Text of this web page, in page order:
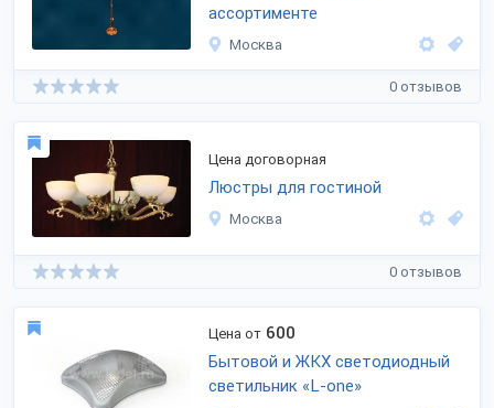
ассортименте
Москва
0 отзывов
Цена договорная
Люстры для гостиной
Москва
0 отзывов
Цена от 600
Бытовой и ЖКХ светодиодный
светильник «L-one»